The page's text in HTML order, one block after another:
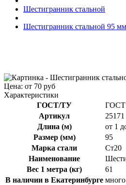
Шестигранник стальной
Шестигранник стальной 95
Цена: от 70 руб
Характеристики
ГОСТ/ТУ
ГОСТ
Артикул
25171
Длина (м)
от 1
Размер (мм)
95
Марка стали
Ст20
Наименование
Вес 1 метра (кг)
61
В наличии в Екатеринбурге много